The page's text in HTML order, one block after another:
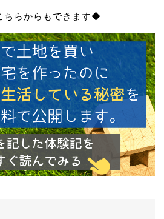
ちらからもできます◆